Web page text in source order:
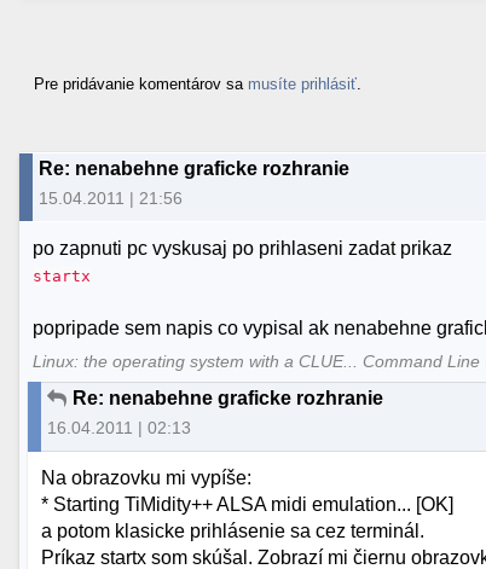
Pre pridávanie komentárov sa musíte prihlásiť
Re: nenabehne graficke rozhranie
15.04.2011 | 21:56
po zapnuti pc vyskusaj po prihlaseni zadat prikaz
startx
popripade sem napis co vypisal ak nenabehne
Linux: the operating system with a CLUE... Command
Re: nenabehne graficke rozhranie
16.04.2011 | 02:13
Na obrazovku mi vypíše:
* Starting TiMidity++ ALSA midi emulation... [OK]
a potom klasicke prihlásenie sa cez terminál.
Príkaz startx som skúšal. Zobrazí mi čiernu